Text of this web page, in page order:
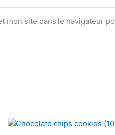
mon site dans le navigateur